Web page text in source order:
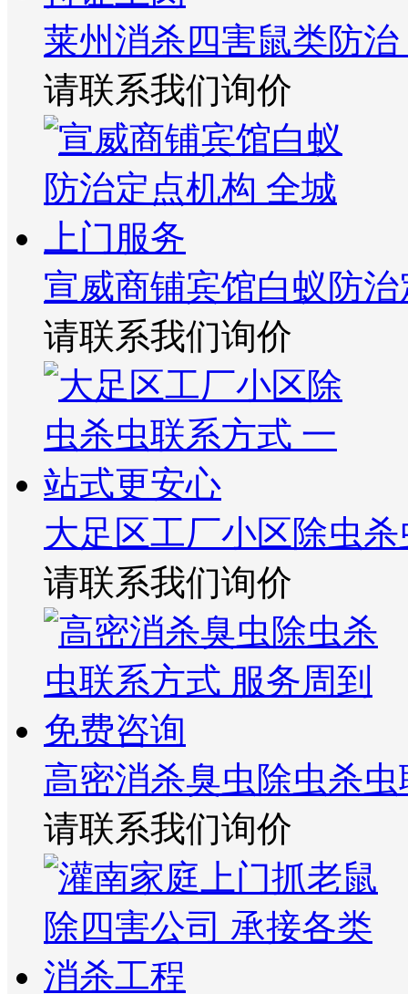
莱州消杀四害鼠类防
请联系我们询价
宣威商铺宾馆白蚁防
请联系我们询价
大足区工厂小区除虫
请联系我们询价
高密消杀臭虫除虫杀
请联系我们询价